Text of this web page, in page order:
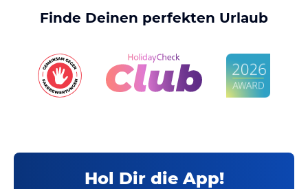
Finde Deinen perfekten Urlaub
Hol Dir die App!